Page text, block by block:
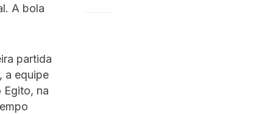
A bola
partida
a equipe
Egito, na